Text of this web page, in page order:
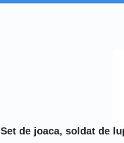
Set de joaca, soldat de